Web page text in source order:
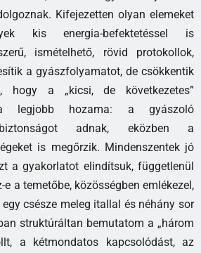
Kifejezetten olyan elemeket
kis energia-befektetéssel is
ismételhető, rövid protokollok,
a gyászfolyamatot, de csökkentik
hogy a „kicsi, de következetes”
legjobb hozama: a gyászoló
biztonságot adnak, eközben a
is megőrzik. Mindenszentek jó
a gyakorlatot elindítsuk, függetlenül
a temetőbe, közösségben emlékezel,
csésze meleg itallal és néhány sor
struktúráltan bemutatom a „három
a kétmondatos kapcsolódást, az